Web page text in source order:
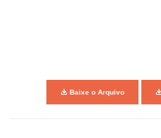
Baixe o Arquivo